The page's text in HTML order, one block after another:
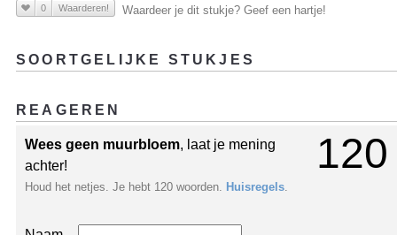
0 Waarderen! Waardeer je dit stukje? Geef een hartje!
SOORTGELIJKE STUKJES
REAGEREN
120
Wees geen muurbloem, laat je mening
achter!
Houd het netjes. Je hebt 120 woorden. Huisregels